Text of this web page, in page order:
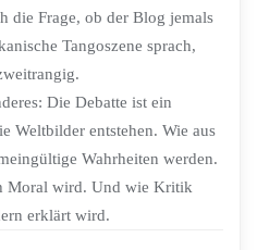
die Frage, ob der Blog jemals
Tangoszene sprach,
Die Debatte ist ein
Weltbilder entstehen. Wie aus
Wahrheiten werden.
Moral wird. Und wie Kritik
erklärt wird.